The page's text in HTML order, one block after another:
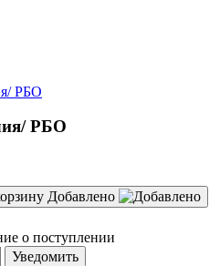
РБО
РБО
Добавлено
о поступлении
Уведомить